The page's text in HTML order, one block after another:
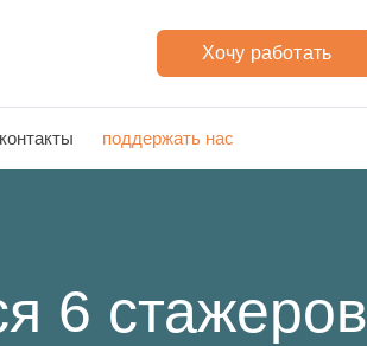
Хочу работать
контакты поддержать нас
6 стажеров